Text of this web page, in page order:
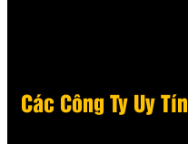
Các Công Ty Uy Tín